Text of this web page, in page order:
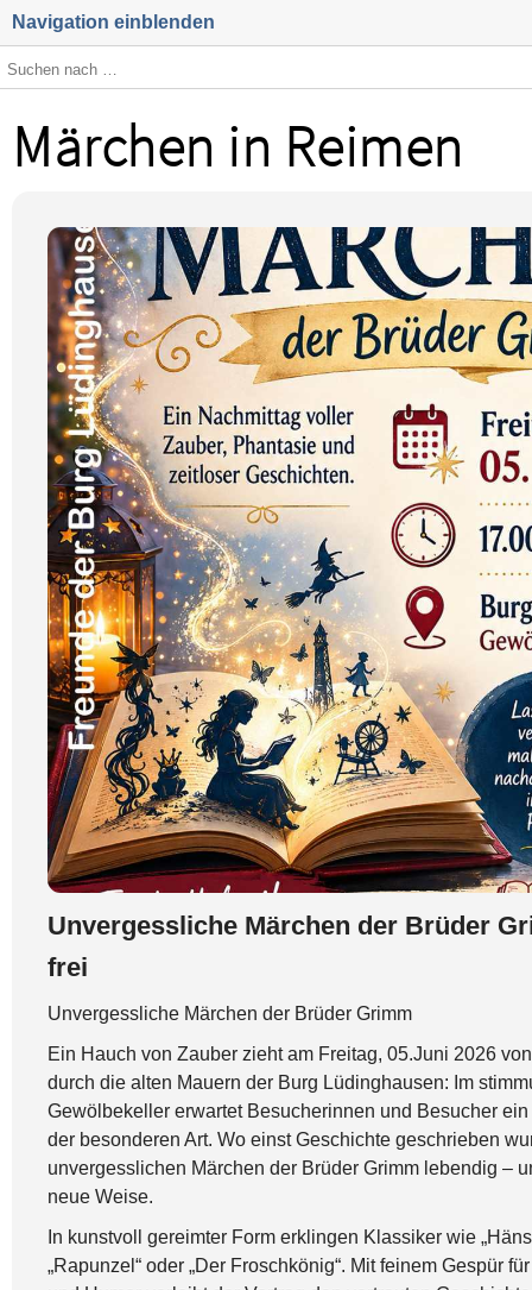
Navigation einblenden
Märchen in Reimen
Unvergessliche Märchen der Brüder
frei
Unvergessliche Märchen der Brüder Grimm
Ein Hauch von Zauber zieht am Freitag, 05.Juni 2026
durch die alten Mauern der Burg Lüdinghausen: Im
Gewölbekeller erwartet Besucherinnen und Besucher
der besonderen Art. Wo einst Geschichte geschrieben
unvergesslichen Märchen der Brüder Grimm lebendig –
neue Weise.
In kunstvoll gereimter Form erklingen Klassiker wie
„Rapunzel“ oder „Der Froschkönig“. Mit feinem Gespür